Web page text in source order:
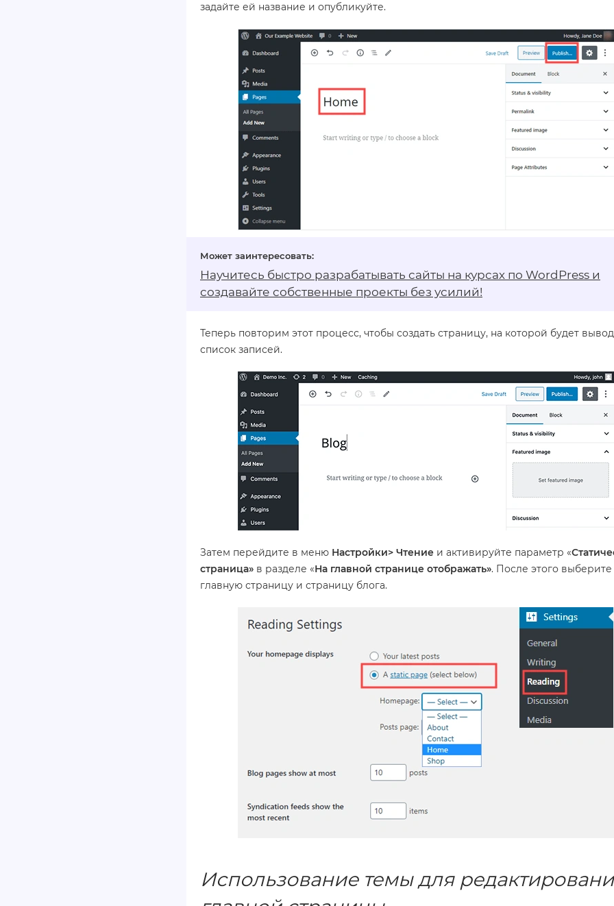
задайте ей название и опубликуйте.
Научитесь быстро разрабатывать сайты на курсах по WordPress и
создавайте собственные проекты без усилий!
Теперь повторим этот процесс, чтобы создать страницу, на которой будет
список записей.
Затем перейдите в меню Настройки> Чтение и активируйте параметр «
страница» в разделе «На главной странице отображать». После этого выберите
главную страницу и страницу блога.
Использование темы для